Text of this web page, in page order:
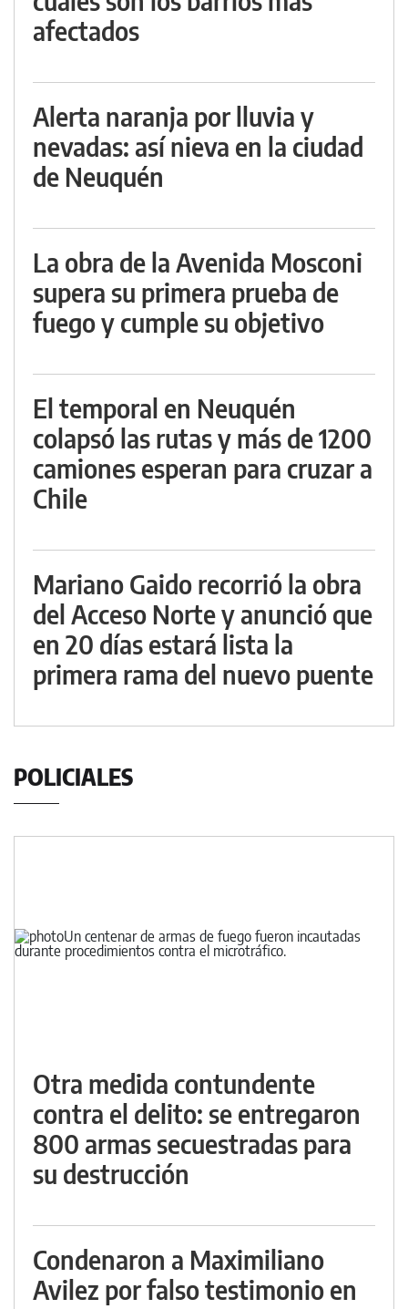
afectados
Alerta naranja por lluvia y
nevadas: así nieva en la ciudad
de Neuquén
La obra de la Avenida Mosconi
supera su primera prueba de
fuego y cumple su objetivo
El temporal en Neuquén
colapsó las rutas y más de 1200
camiones esperan para cruzar a
Chile
Mariano Gaido recorrió la obra
del Acceso Norte y anunció que
en 20 días estará lista la
primera rama del nuevo puente
POLICIALES
Otra medida contundente
contra el delito: se entregaron
800 armas secuestradas para
su destrucción
Condenaron a Maximiliano
Avilez por falso testimonio en